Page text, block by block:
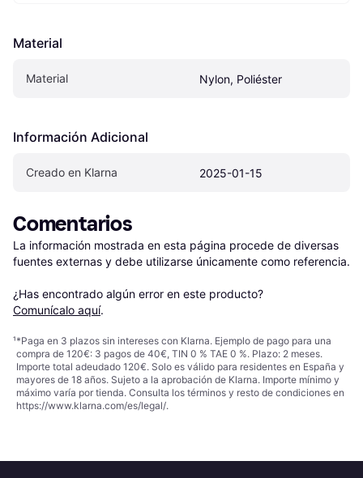
Material
Material Nylon, Poliéster
Información Adicional
Creado en Klarna 2025-01-15
Comentarios
La información mostrada en esta página procede de diversas
fuentes externas y debe utilizarse únicamente como referencia.
¿Has encontrado algún error en este producto?
Comunícalo aquí.
¹*Paga en 3 plazos sin intereses con Klarna. Ejemplo de pago para una
compra de 120€: 3 pagos de 40€, TIN 0 % TAE 0 %. Plazo: 2 meses.
Importe total adeudado 120€. Solo es válido para residentes en España y
mayores de 18 años. Sujeto a la aprobación de Klarna. Importe mínimo y
máximo varía por tienda. Consulta los términos y resto de condiciones en
https://www.klarna.com/es/legal/.